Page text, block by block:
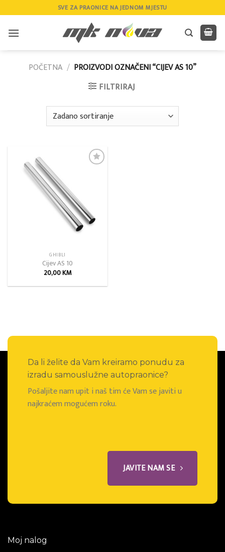
to
content
SVE ZA PRAONICE NA JEDNOM MJESTU
POČETNA / PROIZVODI OZNAČENI “CIJEV AS 10”
FILTRIRAJ
GHIBLI
Cijev AS 10
20,00KM
Da li želite da Vam kreiramo ponudu za
izradu samouslužne autopraonice?
Pošaljite nam upit i naš tim će Vam se javiti u
najkraćem mogućem roku.
JAVITE NAM SE
Moj nalog